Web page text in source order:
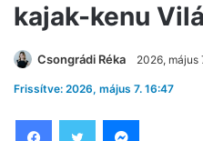
kajak-kenu
Csongrádi Réka 2026, május
Frissítve: 2026, május 7. 16:47